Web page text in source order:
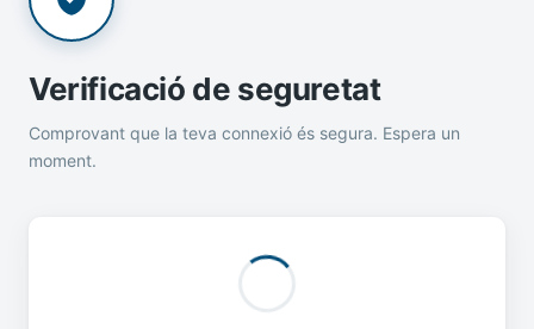
Verificació de seguretat
Comprovant que la teva connexió és segura. Espera un
moment.